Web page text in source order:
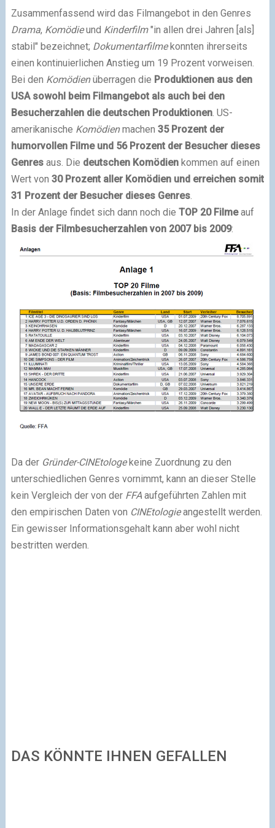
Zusammenfassend wird das Filmangebot in den Genres
Drama, Komödieund Kinderfilm"in allen drei Jahren [als]
stabil" bezeichnet; Dokumentarfilmekonnten ihrerseits
einen kontinuierlichen Anstieg um 19 Prozent vorweisen.
Bei den Komödienüberragen die Produktionen aus den
USA sowohl beim Filmangebot als auch bei den
Besucherzahlen die deutschen Produktionen. US-
amerikanische Komödienmachen 35 Prozent der
humorvollen Filme und 56 Prozent der Besucher dieses
Genresaus. Die deutschen Komödienkommen auf einen
Wert von 30 Prozent aller Komödien und erreichen somit
31 Prozent der Besucher dieses Genres.
In der Anlage findet sich dann noch die TOP 20 Filmeauf
Basis der Filmbesucherzahlen von 2007 bis 2009:
Da der Gründer-CINEtologekeine Zuordnung zu den
unterschiedlichen Genres vornimmt, kann an dieser Stelle
kein Vergleich der von der FFAaufgeführten Zahlen mit
den empirischen Daten von CINEtologieangestellt werden.
Ein gewisser Informationsgehalt kann aber wohl nicht
bestritten werden.
DAS KÖNNTE IHNEN GEFALLEN